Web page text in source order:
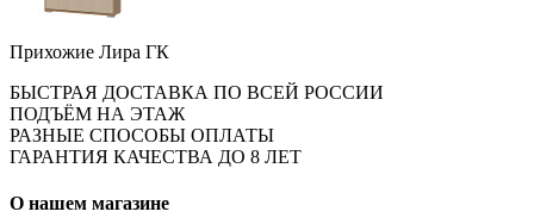
Прихожие Лира ГК
БЫСТРАЯ ДОСТАВКА ПО ВСЕЙ РОССИИ
ПОДЪЁМ НА ЭТАЖ
РАЗНЫЕ СПОСОБЫ ОПЛАТЫ
ГАРАНТИЯ КАЧЕСТВА ДО 8 ЛЕТ
О нашем магазине